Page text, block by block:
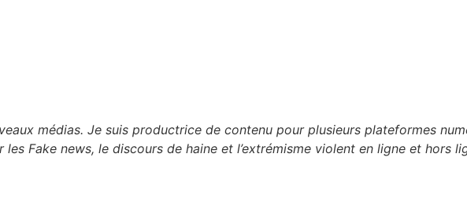
médias. Je suis productrice de contenu pour plusieurs plateformes
Fake news, le discours de haine et l’extrémisme violent en ligne et hors